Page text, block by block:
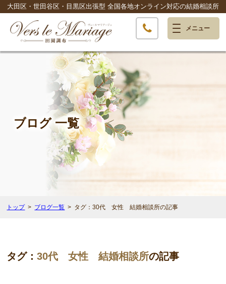
大田区・世田谷区・目黒区出張型 全国各地オンライン対応の結婚相談所
ブログ 一覧
トップ ブログ一覧 タグ：30代 女性 結婚相談所の記事
タグ：30代 女性 結婚相談所の記事